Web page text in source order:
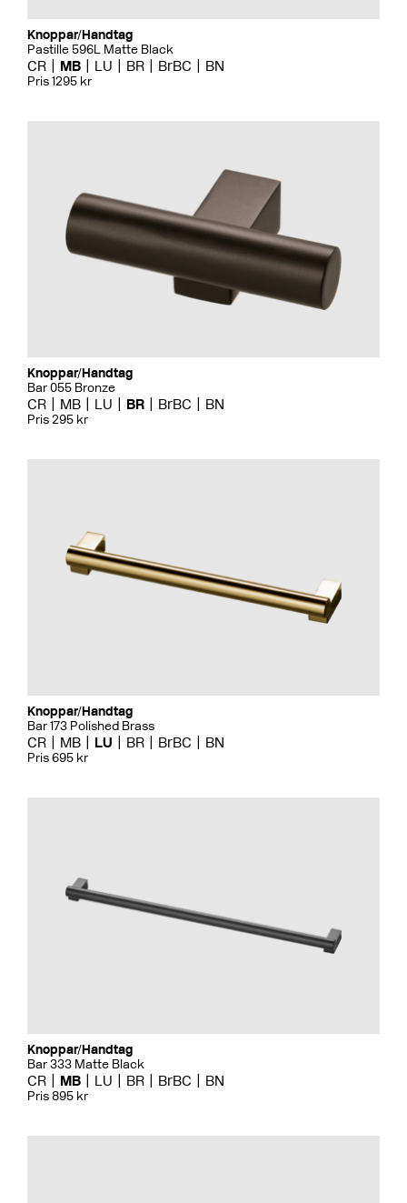
Knoppar/Handtag
Pastille 596L Matte Black
CR MB LU BR BrBC BN
Pris 1295 kr
Knoppar/Handtag
Bar 055 Bronze
CR MB LU BR BrBC BN
Pris 295 kr
Knoppar/Handtag
Bar 173 Polished Brass
CR MB LU BR BrBC BN
Pris 695 kr
Knoppar/Handtag
Bar 333 Matte Black
CR MB LU BR BrBC BN
Pris 895 kr